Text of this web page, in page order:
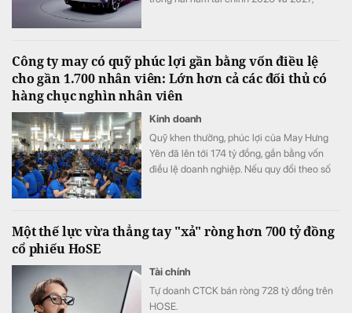
Công ty may có quỹ phúc lợi gần bằng vốn điều lệ
cho gần 1.700 nhân viên: Lớn hơn cả các đối thủ có
hàng chục nghìn nhân viên
Kinh doanh
Quỹ khen thưởng, phúc lợi của May Hưng
Yên đã lên tới 174 tỷ đồng, gần bằng vốn
điều lệ doanh nghiệp. Nếu quy đổi theo số
Một thế lực vừa thẳng tay "xả" ròng hơn 700 tỷ đồng
cổ phiếu HoSE
Tài chính
Tự doanh CTCK bán ròng 728 tỷ đồng trên
HOSE.